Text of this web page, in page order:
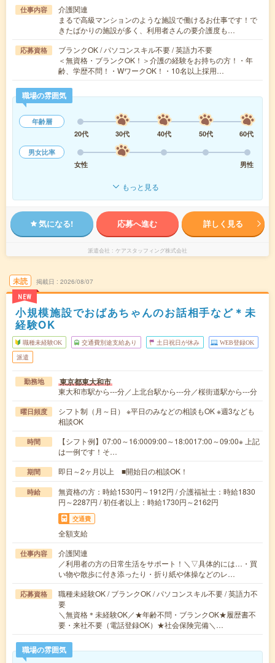
仕事内容
介護関連
まるで高級マンションのような施設で働けるお仕事です！で
きたばかりの施設が多く、利用者さんの要介護度も…
応募資格
ブランクOK / パソコンスキル不要 / 英語力不要
＜無資格・ブランクOK！＞介護の経験をお持ちの方！・年
齢、学歴不問！・WワークOK！・10名以上採用…
職場の雰囲気
年齢層
20代
30代 40代 50代
60代
男女比率
女性
男性
もっと見る
気になる! 応募へ進む 詳しく見る
派遣会社 ケアスタッフィング株式会社
未読
NEW
掲載日 2026/08/07
小規模施設でおばあちゃんのお話相手など＊未
経験OK
職種未経験OK 交通費別途支給あり 土日祝日が休み WEB登録OK
派遣
勤務地 東京都東大和市
東大和市駅から---分／上北台駅から---分／桜街道駅から---分
曜日頻度
シフト制（月～日） ※平日のみなどの相談もOK ※週3なども
相談OK
時間
【シフト例】07:00～16:0009:00～18:0017:00～09:00※ 上記
は一例です！そ…
期間 即日～2ヶ月以上 ■開始日の相談OK！
時給
無資格の方：時給1530円～1912円 / 介護福祉士：時給1830
円～2287円 / 初任者以上：時給1730円～2162円
交通費
全額支給
仕事内容
介護関連
／利用者の方の日常生活をサポート！＼▽具体的には…・買
い物や散歩に付き添ったり・折り紙や体操などのレ…
応募資格
職種未経験OK / ブランクOK / パソコンスキル不要 / 英語力不
要
＼無資格＊未経験OK／★年齢不問・ブランクOK★履歴書不
要・来社不要（電話登録OK）★社会保険完備＼…
職場の雰囲気